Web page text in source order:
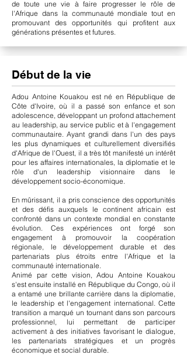
de toute une vie à faire progresser le rôle de
l'Afrique dans la communauté mondiale tout en
promouvant des opportunités qui profitent aux
générations présentes et futures.
Début de la vie
Adou Antoine Kouakou est né en République de
Côte d'Ivoire, où il a passé son enfance et son
adolescence, développant un profond attachement
au leadership, au service public et à l'engagement
communautaire. Ayant grandi dans l'un des pays
les plus dynamiques et culturellement diversifiés
d'Afrique de l'Ouest, il a très tôt manifesté un intérêt
pour les affaires internationales, la diplomatie et le
rôle d'un leadership visionnaire dans le
développement socio-économique.
En mûrissant, il a pris conscience des opportunités
et des défis auxquels le continent africain est
confronté dans un contexte mondial en constante
évolution. Ces expériences ont forgé son
engagement à promouvoir la coopération
régionale, le développement durable et des
partenariats plus étroits entre l'Afrique et la
communauté internationale.
Animé par cette vision, Adou Antoine Kouakou
s'est ensuite installé en République du Congo, où il
a entamé une brillante carrière dans la diplomatie,
le leadership et l'engagement international. Cette
transition a marqué un tournant dans son parcours
professionnel, lui permettant de participer
activement à des initiatives favorisant le dialogue,
les partenariats stratégiques et un progrès
économique et social durable.